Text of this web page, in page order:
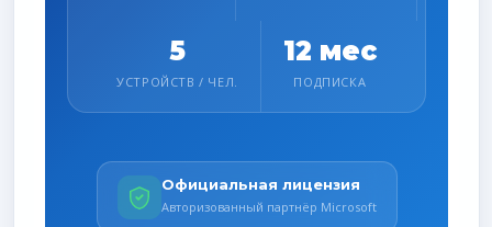
5
УСТРОЙСТВ / ЧЕЛ.
12 мес
ПОДПИСКА
Официальная лицензия
Авторизованный партнёр Microsoft